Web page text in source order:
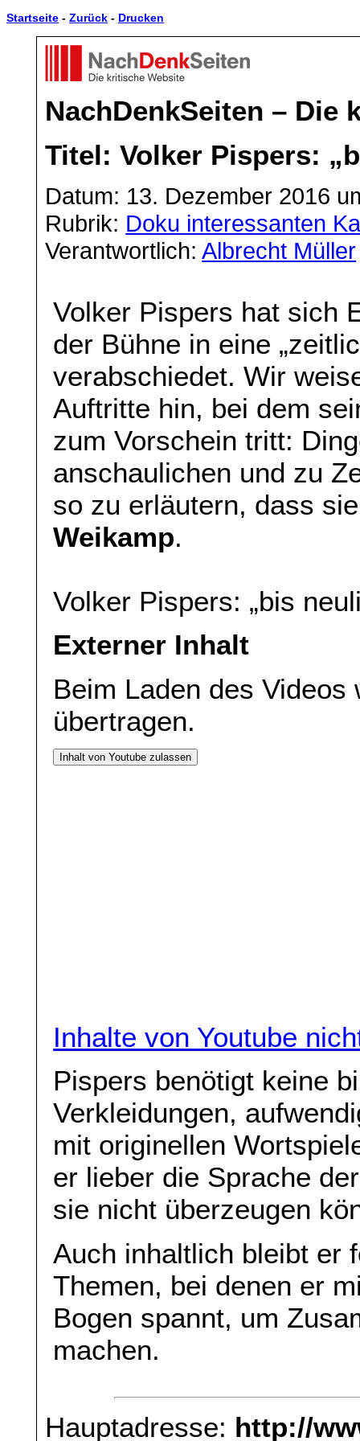
Startseite - Zurück - Drucken
NachDenkSeiten – Die
Titel: Volker Pispers:
Datum: 13. Dezember 2016
Rubrik: Doku interessanten
Verantwortlich:Albrecht Müller
Volker Pispers hat sich
der Bühne in eine
verabschiedet. Wir
Auftritte hin, bei dem
zum Vorschein tritt:
anschaulichen und zu
so zu erläutern, dass
Weikamp.
Volker Pispers: „bis
Externer Inhalt
Beim Laden des Videos
übertragen.
Inhalt von Youtube zulassen
Inhalte von Youtube
Pispers benötigt keine
Verkleidungen,
mit originellen
er lieber die Sprache
sie nicht überzeugen
Auch inhaltlich bleibt er
Themen, bei denen er
Bogen spannt, um
machen.
Hauptadresse: http://